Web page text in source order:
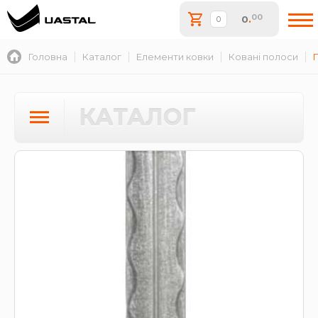
0.00
Головна Каталог Елементи ковки Ковані полоси
КАТАЛОГ